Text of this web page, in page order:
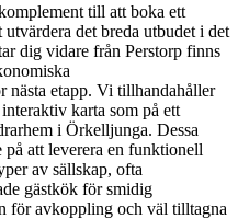
till att boka ett
det breda utbudet i det
dig vidare från Perstorp finns
nästa etapp. Vi tillhandahåller
karta som på ett
i Örkelljunga. Dessa
att leverera en funktionell
av sällskap, ofta
gästkök för smidig
för avkoppling och väl tilltagna